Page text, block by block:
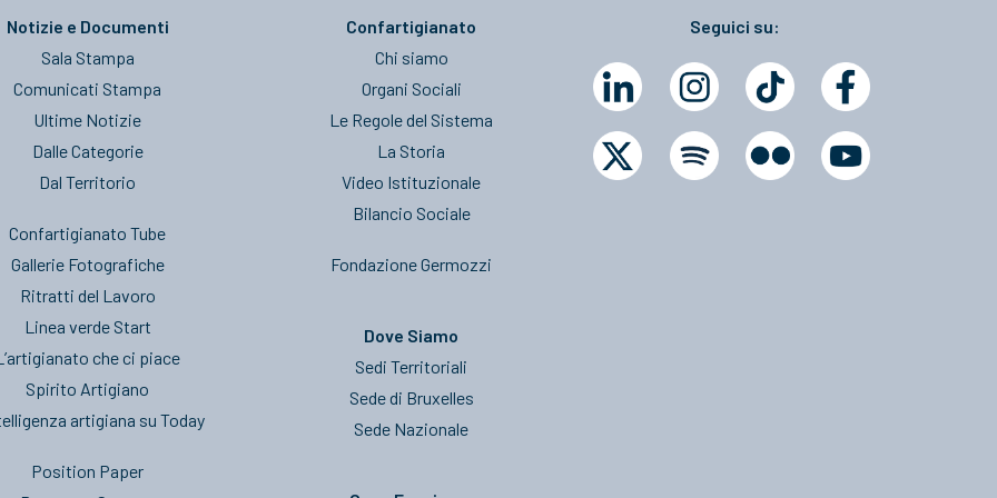
Notizie e Documenti
Sala Stampa
Comunicati Stampa
Ultime Notizie
Dalle Categorie
Dal Territorio
Confartigianato Tube
Gallerie Fotografiche
Ritratti del Lavoro
Linea verde Start
che ci piace
Spirito Artigiano
artigiana su Today
Position Paper
Confartigianato
Chi siamo
Organi Sociali
Le Regole del Sistema
La Storia
Video Istituzionale
Bilancio Sociale
Fondazione Germozzi
Dove Siamo
Sedi Territoriali
Sede di Bruxelles
Sede Nazionale
Seguici su: